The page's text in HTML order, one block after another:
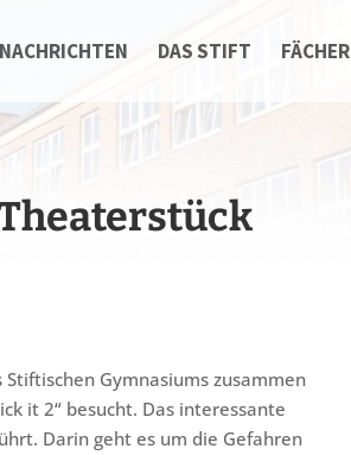
NACHRICHTEN DAS STIFT FÄCHER
Gymnasiums zusammen
it 2“ besucht. Das interessante
Darin geht es um die Gefahren